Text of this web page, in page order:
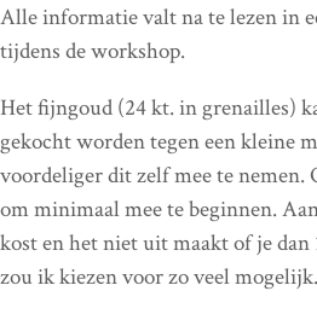
Alle informatie valt na te lezen in
tijdens de workshop.
Het fijngoud (24 kt. in grenailles)
gekocht worden tegen een kleine
voordeliger dit zelf mee te nemen.
om minimaal mee te beginnen.
kost en het niet uit maakt of je dan
zou ik kiezen voor zo veel mogelijk.